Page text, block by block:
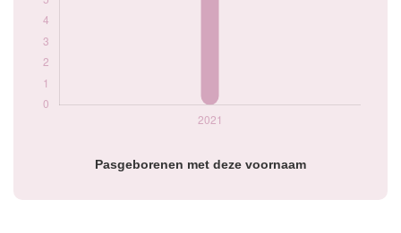
Pasgeborenen met deze voornaam